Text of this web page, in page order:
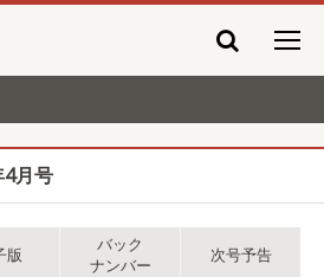
月号
版
バック
ナンバー
次号予告